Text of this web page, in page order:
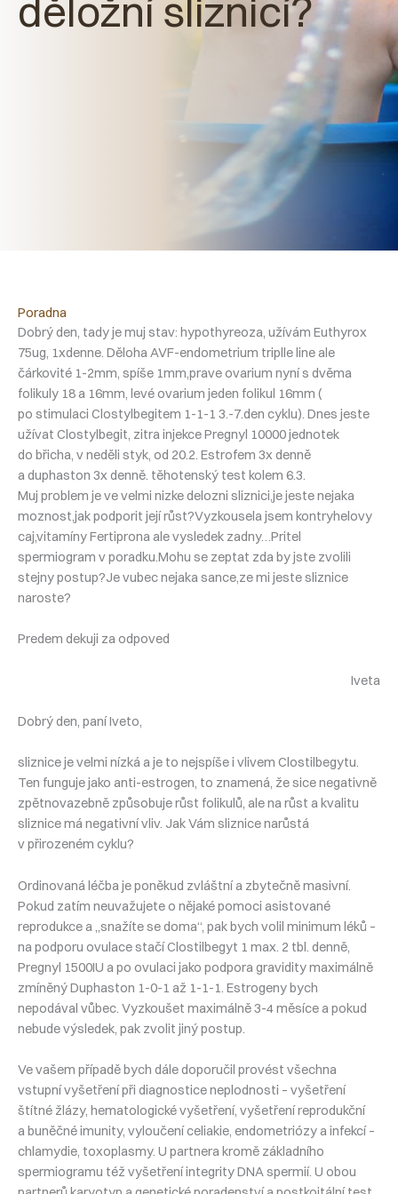
děložní sliznicí?
Poradna
Dobrý den, tady je muj stav: hypothyreoza, užívám Euthyrox
75ug, 1xdenne. Děloha AVF-endometrium triplle line ale
čárkovité 1-2mm, spíše 1mm,prave ovarium nyní s dvěma
folikuly 18 a 16mm, levé ovarium jeden folikul 16mm (
po stimulaci Clostylbegitem 1-1-1 3.-7.den cyklu). Dnes jeste
užívat Clostylbegit, zitra injekce Pregnyl 10000 jednotek
do břicha, v neděli styk, od 20.2. Estrofem 3x denně
a duphaston 3x denně. těhotenský test kolem 6.3.
Muj problem je ve velmi nizke delozni sliznici,je jeste nejaka
moznost,jak podporit její růst?Vyzkousela jsem kontryhelovy
caj,vitamíny Fertiprona ale vysledek zadny…Pritel
spermiogram v poradku.Mohu se zeptat zda by jste zvolili
stejny postup?Je vubec nejaka sance,ze mi jeste sliznice
naroste?
Predem dekuji za odpoved
Iveta
Dobrý den, paní Iveto,
sliznice je velmi nízká a je to nejspíše i vlivem Clostilbegytu.
Ten funguje jako anti-estrogen, to znamená, že sice negativně
zpětnovazebně způsobuje růst folikulů, ale na růst a kvalitu
sliznice má negativní vliv. Jak Vám sliznice narůstá
v přirozeném cyklu?
Ordinovaná léčba je poněkud zvláštní a zbytečně masivní.
Pokud zatím neuvažujete o nějaké pomoci asistované
reprodukce a „snažíte se doma“, pak bych volil minimum léků –
na podporu ovulace stačí Clostilbegyt 1 max. 2 tbl. denně,
Pregnyl 1500IU a po ovulaci jako podpora gravidity maximálně
zmíněný Duphaston 1-0-1 až 1-1-1. Estrogeny bych
nepodával vůbec. Vyzkoušet maximálně 3-4 měsíce a pokud
nebude výsledek, pak zvolit jiný postup.
Ve vašem případě bych dále doporučil provést všechna
vstupní vyšetření při diagnostice neplodnosti – vyšetření
štítné žlázy, hematologické vyšetření, vyšetření reprodukční
a buněčné imunity, vyloučení celiakie, endometriózy a infekcí –
chlamydie, toxoplasmy. U partnera kromě základního
spermiogramu též vyšetření integrity DNA spermií. U obou